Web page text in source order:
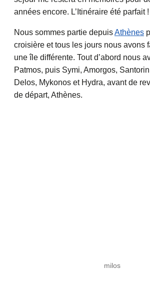
années encore. L’Itinéraire été parfait !
Nous sommes partie depuisAthènes
croisière et tous les jours nous avons
une île différente. Tout d’abord nous
Patmos, puis Symi, Amorgos,
Delos, Mykonos et Hydra, avant de
de départ, Athènes.
milos